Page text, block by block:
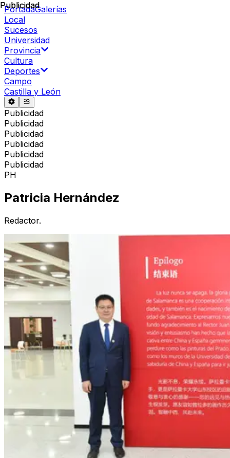
PortadaGalerías
Local
Sucesos
Universidad
Provincia
Cultura
Deportes
Campo
Castilla y León
Publicidad
Publicidad
Publicidad
Publicidad
Publicidad
Publicidad
Publicidad
PH
Patricia Hernández
Redactor.
Publicidad